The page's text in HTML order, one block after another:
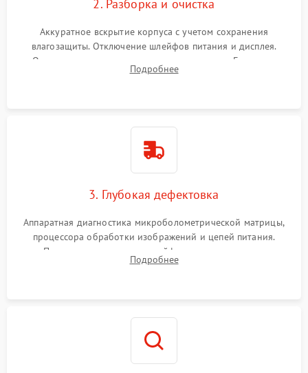
2. Разборка и очистка
Аккуратное вскрытие корпуса с учетом сохранения
влагозащиты. Отключение шлейфов питания и дисплея.
Очистка внутренних плат от окислов и пыли. Бережная
обработка германиевого объектива специализированными
Подробнее
3. Глубокая дефектовка
Аппаратная диагностика микроболометрической матрицы,
процессора обработки изображений и цепей питания.
Проверка целостности шлейфов, модуля памяти и
интерфейсов связи. Выявление сгоревших SMD-компонентов
Подробнее